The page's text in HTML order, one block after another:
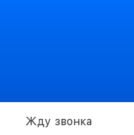
Жду звонка